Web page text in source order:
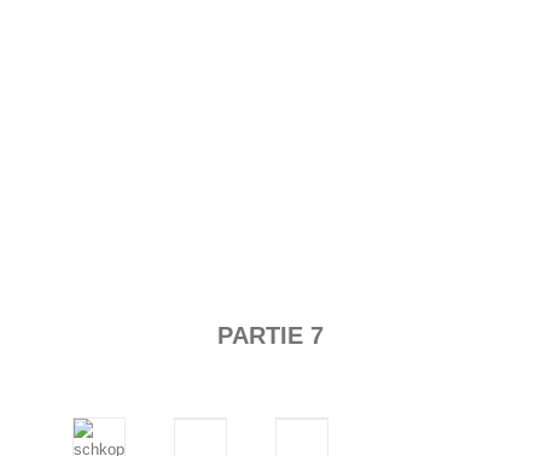
PARTIE 7